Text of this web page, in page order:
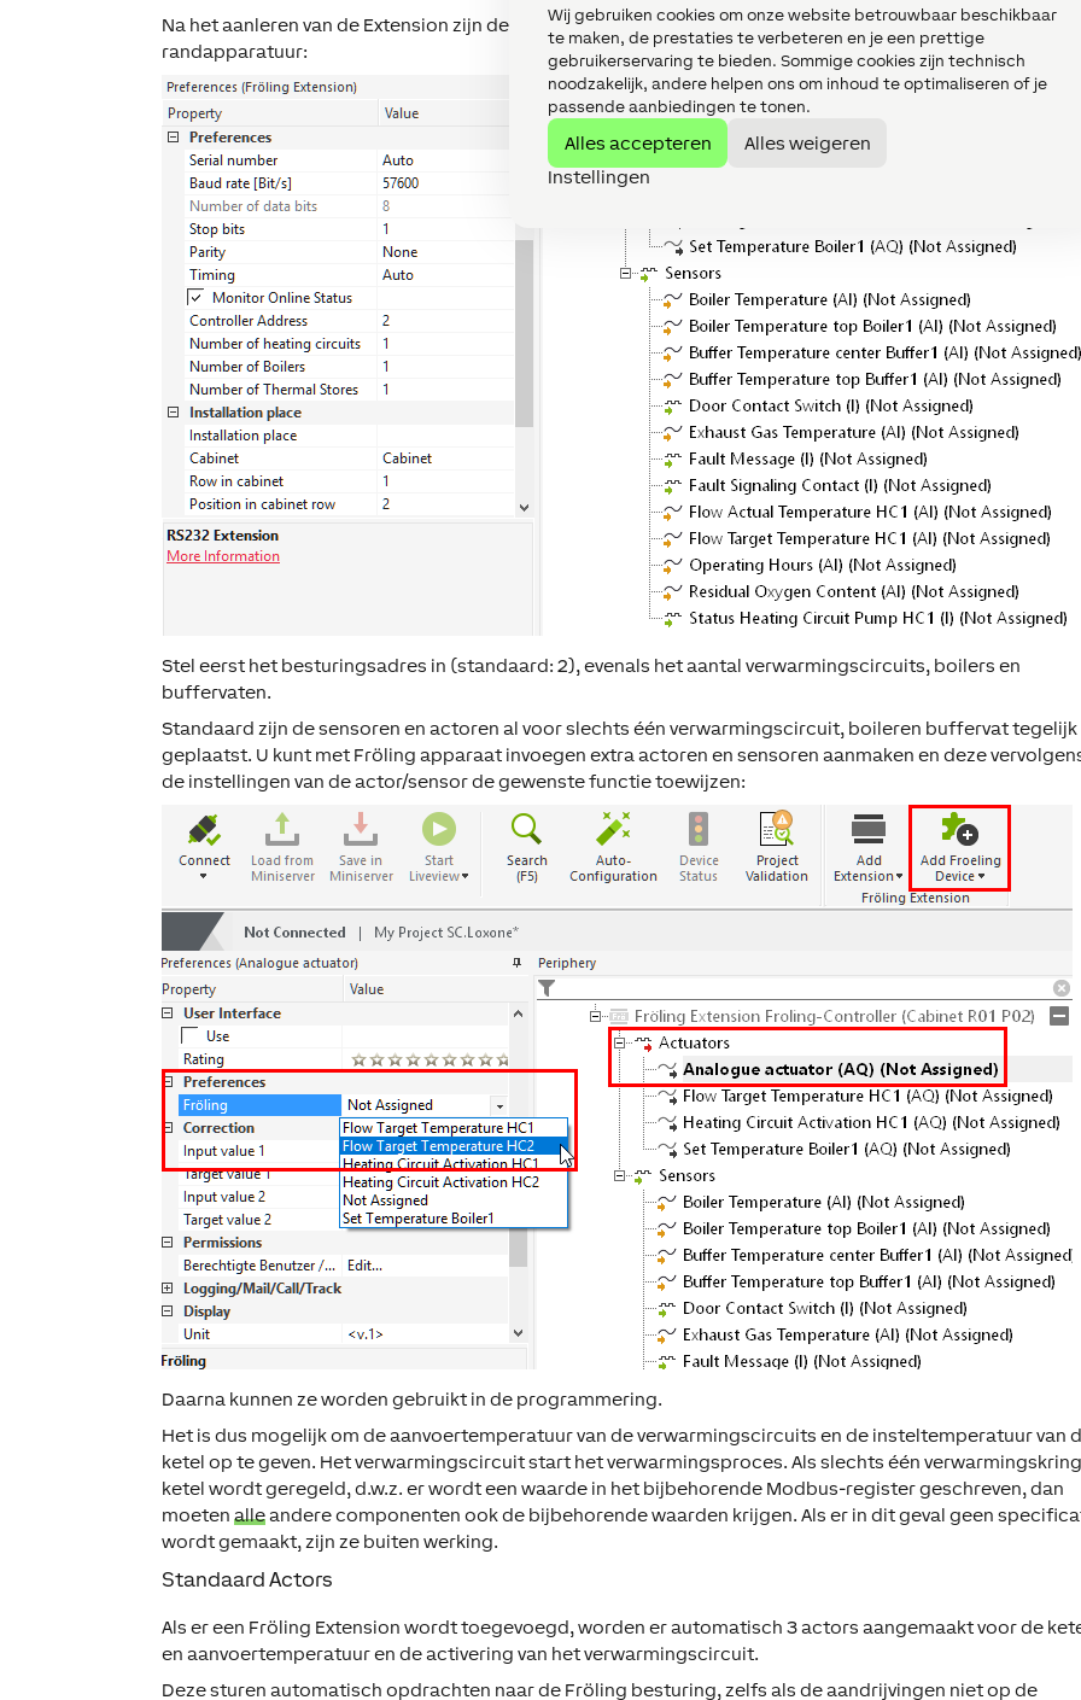
Wij gebruiken cookies om onze website betrouwbaar beschikbaar
te maken, de prestaties te verbeteren en je een prettige
gebruikerservaring te bieden. Sommige cookies zijn technisch
noodzakelijk, andere helpen ons om inhoud te optimaliseren of je
passende aanbiedingen te tonen.
Alles accepteren
Alles weigeren
Instellingen
Na het aanleren van de Extension zijn de ondersteunde sensoren en actoren beschikbaar in de
randapparatuur:
Stel eerst het besturingsadres in (standaard: 2), evenals het aantal verwarmingscircuits, boilers en
buffervaten.
Standaard zijn de sensoren en actoren al voor slechts één verwarmingscircuit, boileren buffervat tegelijk
geplaatst. U kunt met Fröling apparaat invoegen extra actoren en sensoren aanmaken en deze
de instellingen van de actor/sensor de gewenste functie toewijzen:
Daarna kunnen ze worden gebruikt in de programmering.
Het is dus mogelijk om de aanvoertemperatuur van de verwarmingscircuits en de insteltemperatuur van
ketel op te geven. Het verwarmingscircuit start het verwarmingsproces. Als slechts één
ketel wordt geregeld, d.w.z. er wordt een waarde in het bijbehorende Modbus-register geschreven, dan
moetenalleandere componenten ook de bijbehorende waarden krijgen. Als er in dit geval geen
wordt gemaakt, zijn ze buiten werking.
Standaard Actors
Als er een Fröling Extension wordt toegevoegd, worden er automatisch 3 actors aangemaakt voor de
en aanvoertemperatuur en de activering van het verwarmingscircuit.
Deze sturen automatisch opdrachten naar de Fröling besturing, zelfs als de aandrijvingen niet op de